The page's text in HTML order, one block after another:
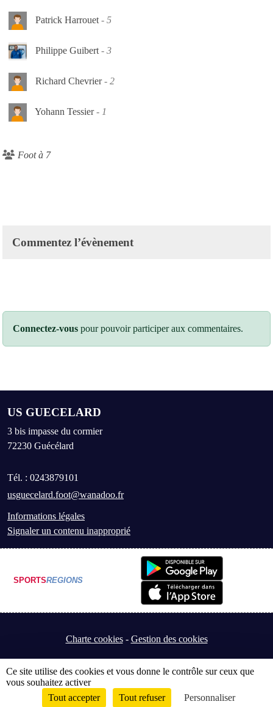
Patrick Harrouet 5
Philippe Guibert 3
Richard Chevrier 2
Yohann Tessier 1
Foot à 7
Commentez l’évènement
Connectez-vous pour pouvoir participer aux commentaires.
US GUECELARD
3 bis impasse du cormier
72230 Guécélard
Tél. : 0243879101
usguecelard.foot@wanadoo.fr
Informations légales
Signaler un contenu inapproprié
SPORTSREGIONS
Charte cookies Gestion des cookies
Envie de participer ? Connexion
Ce site utilise des cookies et vous donne le contrôle sur ceux que
vous souhaitez activer
Tout accepter
Tout refuser Personnaliser